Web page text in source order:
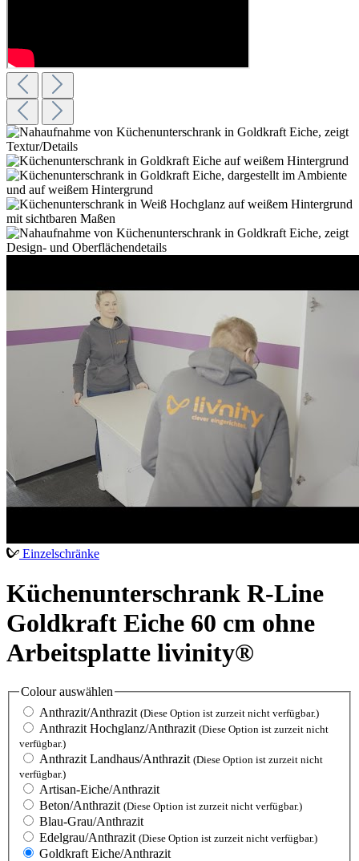
Einzelschränke
Küchenunterschrank R-Line
Goldkraft Eiche 60 cm ohne
Arbeitsplatte livinity®
Colourauswählen
Anthrazit/Anthrazit (Diese Option ist zurzeit nicht verfügbar.)
Anthrazit Hochglanz/Anthrazit (Diese Option ist zurzeit nicht
verfügbar.)
Anthrazit Landhaus/Anthrazit (Diese Option ist zurzeit nicht
verfügbar.)
Artisan-Eiche/Anthrazit
Beton/Anthrazit (Diese Option ist zurzeit nicht verfügbar.)
Blau-Grau/Anthrazit
Edelgrau/Anthrazit (Diese Option ist zurzeit nicht verfügbar.)
Goldkraft Eiche/Anthrazit